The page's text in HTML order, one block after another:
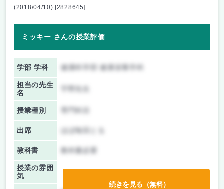
(2018/04/10) [2828645]
ミッキー さんの授業評価
学部 学科 健康科学部 健康栄養学科
担当の先生
名
授業種別
出席 ほぼ毎回とる
教科書 教科書必要
授業の雰囲
気
続きを見る（無料）